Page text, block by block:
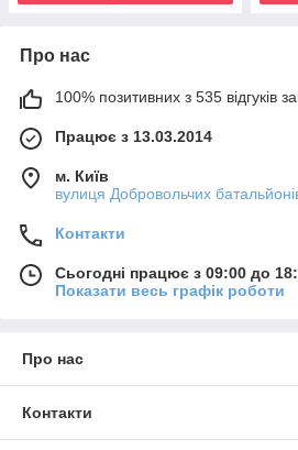
Про нас
100% позитивних з 535 відгуків за
Працює з 13.03.2014
м. Київ
вулиця Добровольчих
Контакти
Сьогодні працює з 09:00 до
Показати весь графік роботи
Про нас
Контакти